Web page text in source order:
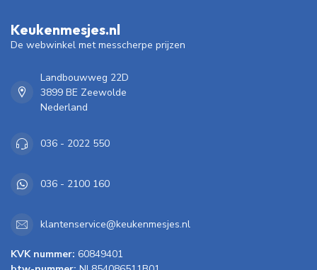
Keukenmesjes.nl
De webwinkel met messcherpe prijzen
Landbouwweg 22D
3899 BE Zeewolde
Nederland
036 - 2022 550
036 - 2100 160
klantenservice@keukenmesjes.nl
KVK nummer: 60849401